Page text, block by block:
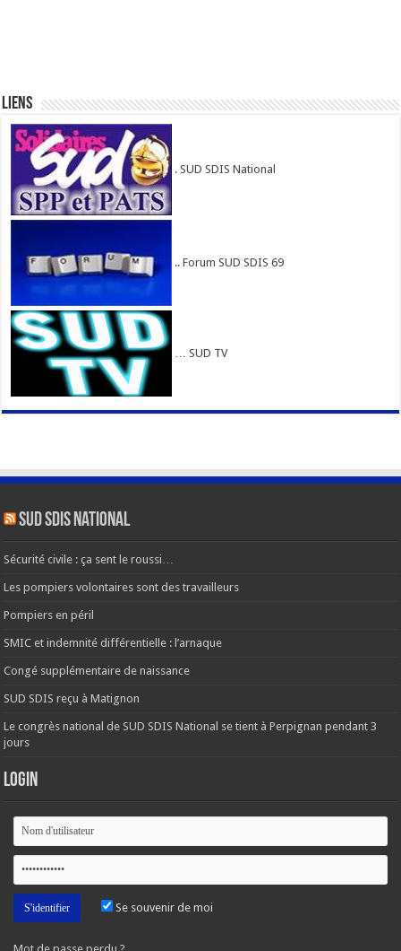
Liens
. SUD SDIS National
.. Forum SUD SDIS 69
… SUD TV
SUD SDIS national
Sécurité civile : ça sent le roussi…
Les pompiers volontaires sont des travailleurs
Pompiers en péril
SMIC et indemnité différentielle : l’arnaque
Congé supplémentaire de naissance
SUD SDIS reçu à Matignon
Le congrès national de SUD SDIS National se tient à Perpignan pendant 3
jours
Login
Se souvenir de moi